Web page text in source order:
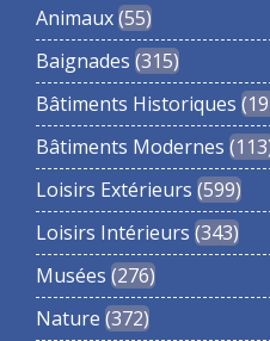
Animaux 55
Baignades 315
Bâtiments Historiques
Bâtiments Modernes 113
Loisirs Extérieurs 599
Loisirs Intérieurs 343
Musées 276
Nature 372